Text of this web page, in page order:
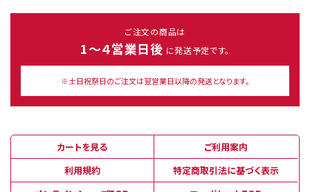
ご注文の商品は
1～４営業日後 に発送予定です。
※土日祝祭日のご注文は翌営業日以降の発送となります。
カートを見る
ご利用案内
利用規約
特定商取引法に基づく表示